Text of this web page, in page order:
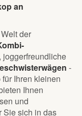
an
der
, joggerfreundliche
-
Ihren kleinen
Ihnen
und
Sie sich in das